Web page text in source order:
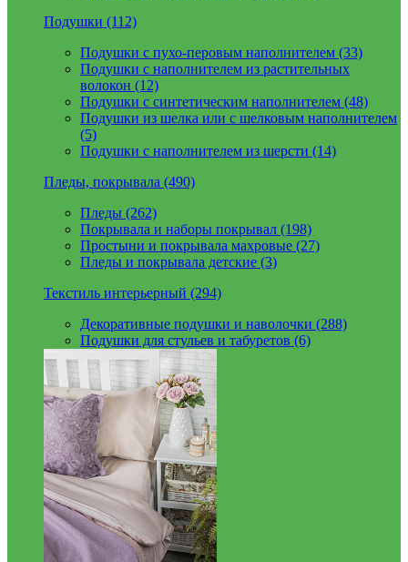
Подушки (112)
Подушки с пухо-перовым наполнителем (33)
Подушки с наполнителем из растительных
волокон (12)
Подушки с синтетическим наполнителем (48)
Подушки из шелка или с шелковым наполнителем
(5)
Подушки с наполнителем из шерсти (14)
Пледы, покрывала (490)
Пледы (262)
Покрывала и наборы покрывал (198)
Простыни и покрывала махровые (27)
Пледы и покрывала детские (3)
Текстиль интерьерный (294)
Декоративные подушки и наволочки (288)
Подушки для стульев и табуретов (6)